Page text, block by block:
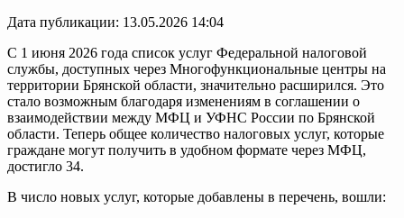
Дата публикации: 13.05.2026 14:04
С 1 июня 2026 года список услуг Федеральной налоговой
службы, доступных через Многофункциональные центры на
территории Брянской области, значительно расширился. Это
стало возможным благодаря изменениям в соглашении о
взаимодействии между МФЦ и УФНС России по Брянской
области. Теперь общее количество налоговых услуг, которые
граждане могут получить в удобном формате через МФЦ,
достигло 34.
В число новых услуг, которые добавлены в перечень, вошли: